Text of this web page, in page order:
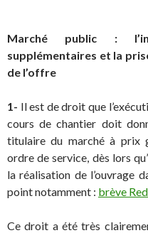
Marché public :
supplémentaires et la
de l’offre
1- Il est de droit que
cours de chantier doit
titulaire du marché à prix
ordre de service, dès lors
la réalisation de l’ouvrage
point notamment : brève
Ce droit a été très